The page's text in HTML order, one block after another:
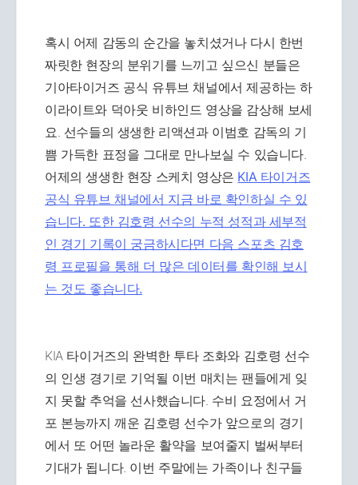
혹시 어제 감동의 순간을 놓치셨거나 다시 한번
짜릿한 현장의 분위기를 느끼고 싶으신 분들은
기아타이거즈 공식 유튜브 채널에서 제공하는 하
이라이트와 덕아웃 비하인드 영상을 감상해 보세
요. 선수들의 생생한 리액션과 이범호 감독의 기
쁨 가득한 표정을 그대로 만나보실 수 있습니다.
어제의 생생한 현장 스케치 영상은 KIA 타이거즈
공식 유튜브 채널에서 지금 바로 확인하실 수 있
습니다. 또한 김호령 선수의 누적 성적과 세부적
인 경기 기록이 궁금하시다면 다음 스포츠 김호
령 프로필을 통해 더 많은 데이터를 확인해 보시
는 것도 좋습니다.
KIA 타이거즈의 완벽한 투타 조화와 김호령 선수
의 인생 경기로 기억될 이번 매치는 팬들에게 잊
지 못할 추억을 선사했습니다. 수비 요정에서 거
포 본능까지 깨운 김호령 선수가 앞으로의 경기
에서 또 어떤 놀라운 활약을 보여줄지 벌써부터
기대가 됩니다. 이번 주말에는 가족이나 친구들